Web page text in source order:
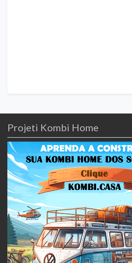
Projeti Kombi Home